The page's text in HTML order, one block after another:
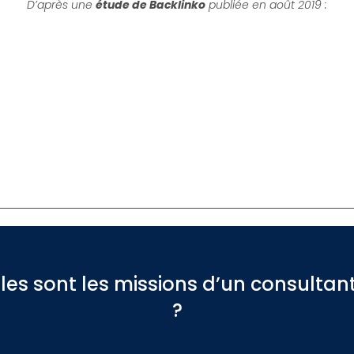
D’après une étude de Backlinko publiée en août 2019 :
sont les missions d’un consultant
?